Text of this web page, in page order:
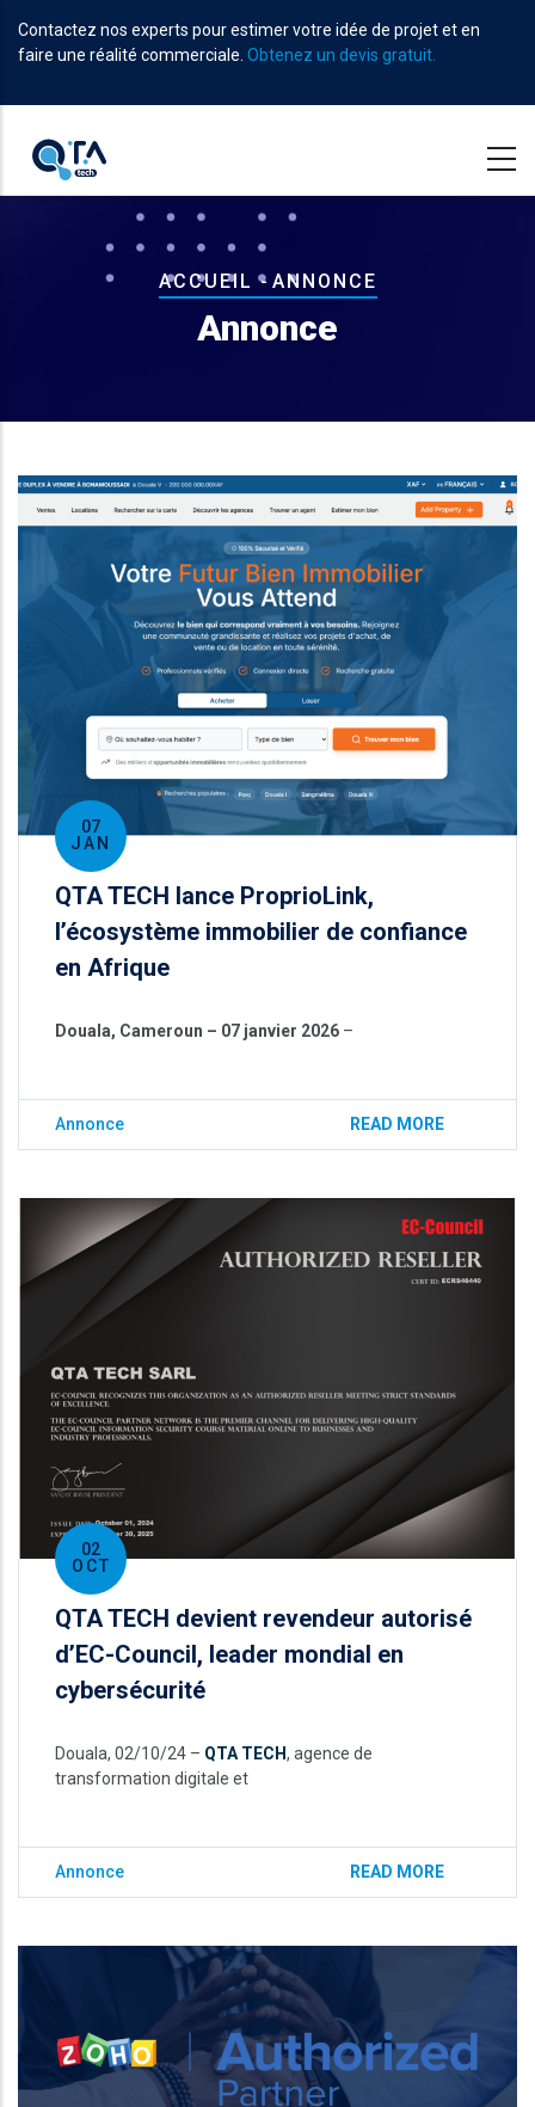
au
contenu
Contactez nos experts pour estimer votre idée de projet et en
faire une réalité commerciale. Obtenez un devis gratuit.
Fil
d'Ariane
ACCUEIL - ANNONCE
Annonce
07
JAN
QTA TECH lance ProprioLink,
l’écosystème immobilier de confiance
en Afrique
Douala, Cameroun – 07 janvier 2026 –
Annonce READ MORE
02
OCT
QTA TECH devient revendeur autorisé
d’EC-Council, leader mondial en
cybersécurité
Douala, 02/10/24 – QTA TECH, agence de
transformation digitale et
Annonce READ MORE